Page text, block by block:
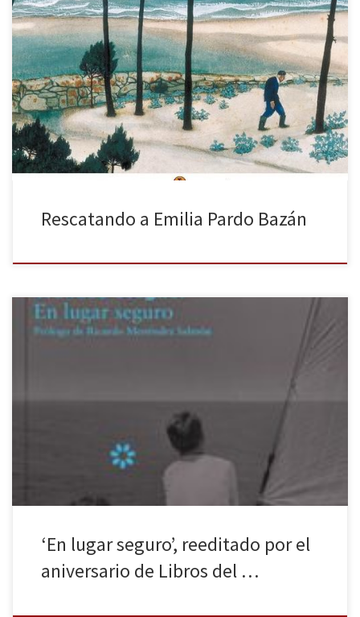
Celebramos el nacimiento de la editorial Penguin Clásicos y su
compromiso de recuperar y publicar las grandes obras de la
historia de la literatura en un formato muy atractivo, con
introducciones divulgativas y a un precio muy asequible. Emilia
Pardo Bazán fue una de las grandes autoras del siglo XIX. […]
Rescatando a Emilia Pardo Bazán
obras más representativas de su línea editorial en edición
limitada. Los dos primeros títulos que inician la colección son El
maestro Juan Martínez que estaba allí de Manuel Chaves Nogales
y En lugar seguro de Wallace Stegner. Sus cuidadas ediciones y la
‘En lugar seguro’, reeditado por el
aniversario de Libros del …